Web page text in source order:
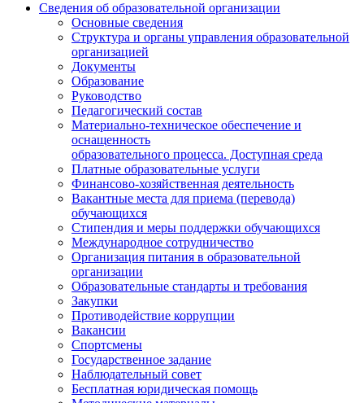
Сведения об образовательной организации
Основные сведения
Структура и органы управления образовательной
организацией
Документы
Образование
Руководство
Педагогический состав
Материально-техническое обеспечение и
оснащенность
образовательного процесса. Доступная среда
Платные образовательные услуги
Финансово-хозяйственная деятельность
Вакантные места для приема (перевода)
обучающихся
Стипендия и меры поддержки обучающихся
Международное сотрудничество
Организация питания в образовательной
организации
Образовательные стандарты и требования
Закупки
Противодействие коррупции
Вакансии
Спортсмены
Государственное задание
Наблюдательный совет
Бесплатная юридическая помощь